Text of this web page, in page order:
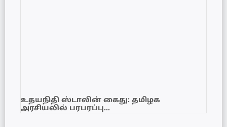
உதயநிதி ஸ்டாலின் கைது: தமிழக
அரசியலில் பரபரப்பு…